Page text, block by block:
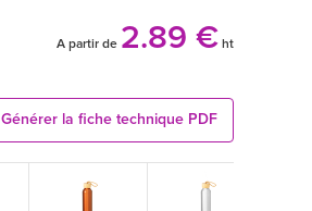
A partir de 2.89 € ht
Générer la fiche technique PDF